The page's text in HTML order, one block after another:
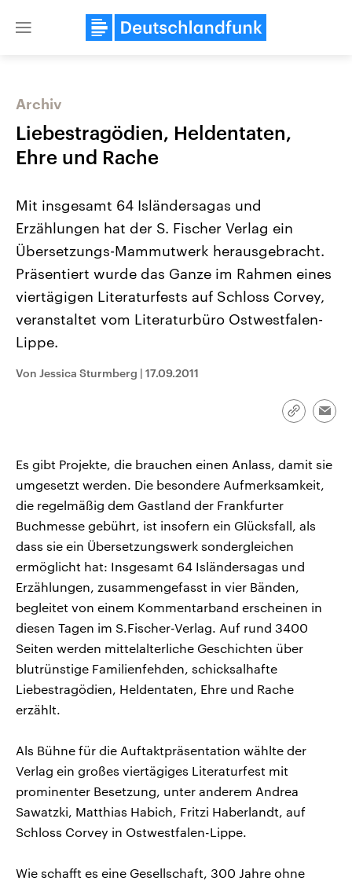
Close
Landtagswahl Sachsen-Anhalt
Alle Informationen
Sachsen-Anhalt wählt am 6.
September 2026 einen neuen
Landtag. Seit 2021 wird das
Bundesland von einer Koalition aus
Umfragen, Prognosen,
USA
Hintergründe
Wirtschaftlich und
gehören die Vereinigten
Archiv
Liebestragödien, Heldentaten,
Ehre und Rache
Mit insgesamt 64 Isländersagas und
Erzählungen hat der S. Fischer Verlag ein
Übersetzungs-Mammutwerk herausgebracht.
Präsentiert wurde das Ganze im Rahmen eines
viertägigen Literaturfests auf Schloss Corvey,
veranstaltet vom Literaturbüro Ostwestfalen-
Lippe.
Von Jessica Sturmberg | 17.09.2011
Link
Es gibt Projekte, die brauchen einen Anlass, damit sie
umgesetzt werden. Die besondere Aufmerksamkeit,
die regelmäßig dem Gastland der Frankfurter
Buchmesse gebührt, ist insofern ein Glücksfall, als
dass sie ein Übersetzungswerk sondergleichen
ermöglicht hat: Insgesamt 64 Isländersagas und
Erzählungen, zusammengefasst in vier Bänden,
begleitet von einem Kommentarband erscheinen in
diesen Tagen im S.Fischer-Verlag. Auf rund 3400
Seiten werden mittelalterliche Geschichten über
blutrünstige Familienfehden, schicksalhafte
Liebestragödien, Heldentaten, Ehre und Rache
erzählt.
Als Bühne für die Auftaktpräsentation wählte der
Verlag ein großes viertägiges Literaturfest mit
prominenter Besetzung, unter anderem Andrea
Sawatzki, Matthias Habich, Fritzi Haberlandt, auf
Schloss Corvey in Ostwestfalen-Lippe.
Wie schafft es eine Gesellschaft, 300 Jahre ohne